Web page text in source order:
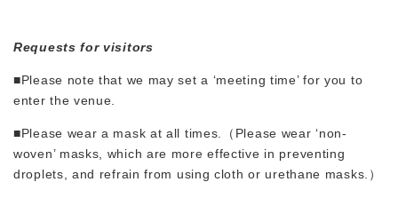
Requests for visitors
■Please note that we may set a ‘meeting time’ for you to
enter the venue.
■Please wear a mask at all times.（Please wear ‘non-
woven’ masks, which are more effective in preventing
droplets, and refrain from using cloth or urethane masks.）